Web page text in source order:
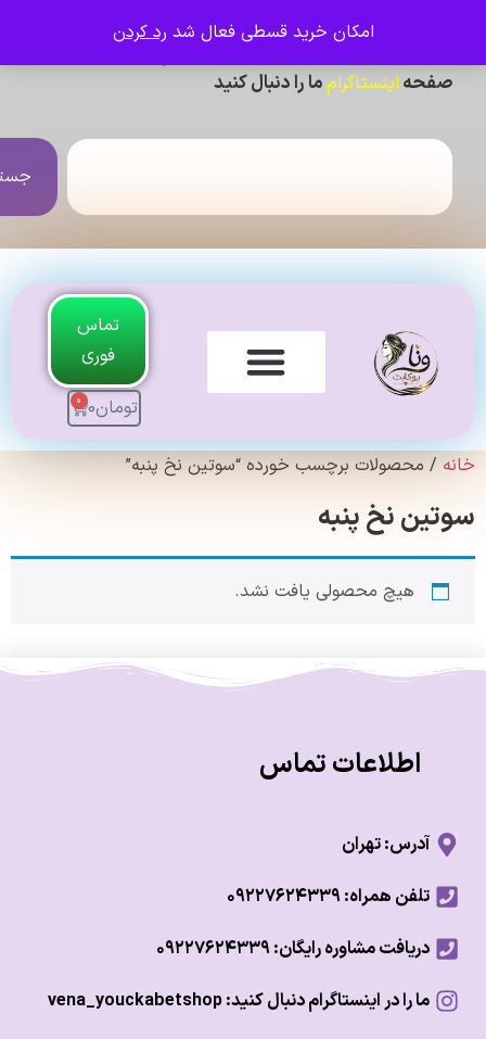
امکان خرید قسطی فعال شدرد کردن
اینستاگرامما را دنبال کنید
جستجو
تماس
فوری
0
برچسب خورده “سوتین نخ پنبه”
نخ پنبه
هیچ محصولی یافت نشد.
اطلاعات تماس
آدرس: تهران
تلفن همراه: ۰۹۲۲۷۶۲۴۳۳۹
دریافت مشاوره رایگان: ۰۹۲۲۷۶۲۴۳۳۹
ما را در اینستاگرام دنبال کنید: vena_youckabetshop